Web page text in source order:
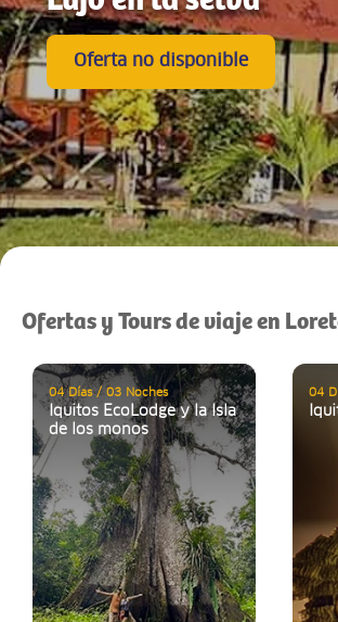
Oferta no disponible
Ofertas y Tours de viaje en
04 Días / 03 Noches
Iquitos EcoLodge y la Isla
de los monos
04